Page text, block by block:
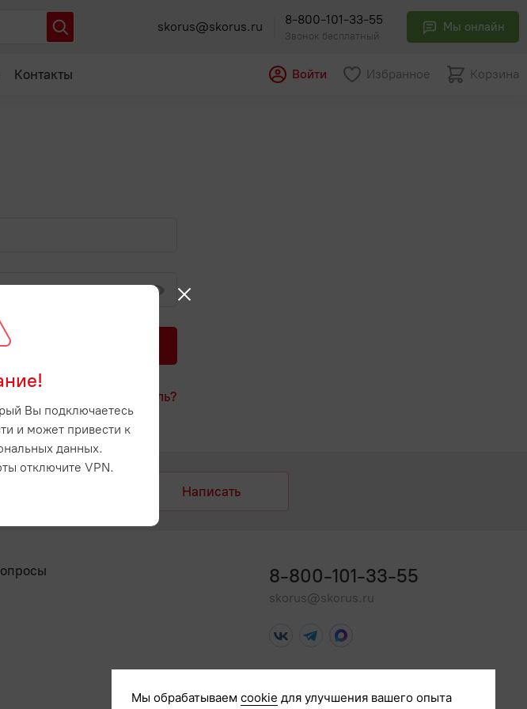
skorus@skorus.ru 8-800-101-33-55
Звонок бесплатный
Мы онлайн
Контакты Войти Избранное Корзина
Забыли пароль?
нам Написать
8-800-101-33-55
skorus@skorus.ru
Вы подключаетесь
и может привести к
данных.
отключите VPN.